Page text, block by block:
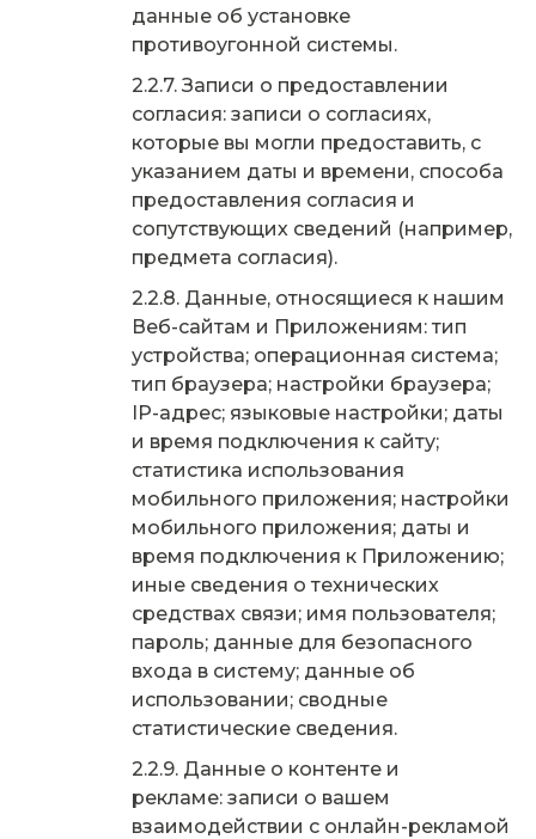
данные об установке
противоугонной системы.
Записи о предоставлении
согласия: записи о согласиях,
которые вы могли предоставить, с
указанием даты и времени, способа
предоставления согласия и
сопутствующих сведений (например,
предмета согласия).
Данные, относящиеся к нашим
Веб-сайтам и Приложениям: тип
устройства; операционная система;
тип браузера; настройки браузера;
IP-адрес; языковые настройки; даты
и время подключения к сайту;
статистика использования
мобильного приложения; настройки
мобильного приложения; даты и
время подключения к Приложению;
иные сведения о технических
средствах связи; имя пользователя;
пароль; данные для безопасного
входа в систему; данные об
использовании; сводные
статистические сведения.
Данные о контенте и
рекламе: записи о вашем
взаимодействии с онлайн-рекламой